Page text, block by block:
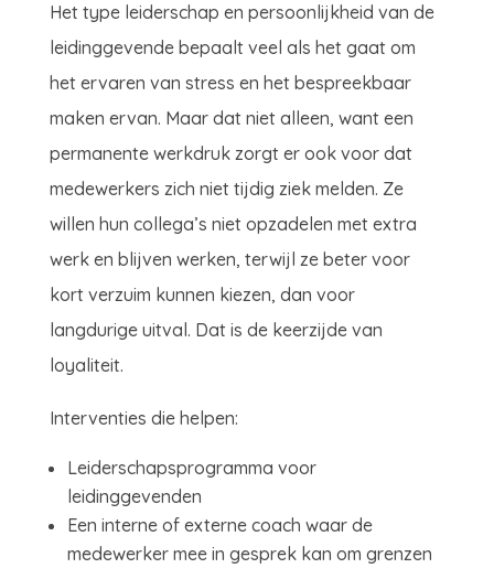
Het type leiderschap en persoonlijkheid van de
leidinggevende bepaalt veel als het gaat om
het ervaren van stress en het bespreekbaar
maken ervan. Maar dat niet alleen, want een
permanente werkdruk zorgt er ook voor dat
medewerkers zich niet tijdig ziek melden. Ze
willen hun collega’s niet opzadelen met extra
werk en blijven werken, terwijl ze beter voor
kort verzuim kunnen kiezen, dan voor
langdurige uitval. Dat is de keerzijde van
loyaliteit.
Interventies die helpen:
Leiderschapsprogramma voor
leidinggevenden
Een interne of externe coach waar de
medewerker mee in gesprek kan om grenzen